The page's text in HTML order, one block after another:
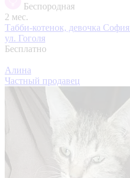
Беспородная
2 мес.
Табби-котенок, девочка София
ул. Гоголя
Бесплатно
Алина
Частный продавец